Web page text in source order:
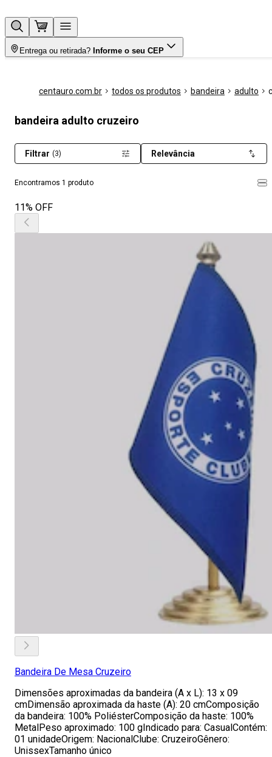
Entrega ou retirada? Informe o seu CEP
centauro.com.br todos os produtos bandeira adulto
bandeira adulto cruzeiro
Encontramos 1 produto
Filtrar (3) Relevância
11% OFF
Bandeira De Mesa Cruzeiro
Dimensões aproximadas da bandeira (A x L): 13 x 09
cmDimensão aproximada da haste (A): 20 cmComposição
da bandeira: 100% PoliésterComposição da haste: 100%
MetalPeso aproximado: 100 gIndicado para: CasualContém:
01 unidadeOrigem: NacionalClube: CruzeiroGênero:
UnissexTamanho único